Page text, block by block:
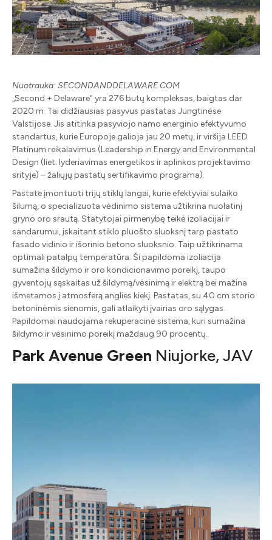
Nuotrauka: SECONDANDDELAWARE.COM
„Second + Delaware“ yra 276 butų kompleksas, baigtas dar
2020 m. Tai didžiausias pasyvus pastatas Jungtinėse
Valstijose. Jis atitinka pasyviojo namo energinio efektyvumo
standartus, kurie Europoje galioja jau 20 metų, ir viršija LEED
Platinum reikalavimus (Leadership in Energy and Environmental
Design (liet. lyderiavimas energetikos ir aplinkos projektavimo
srityje) – žaliųjų pastatų sertifikavimo programa).
Pastate įmontuoti trijų stiklų langai, kurie efektyviai sulaiko
šilumą, o specializuota vėdinimo sistema užtikrina nuolatinį
gryno oro srautą. Statytojai pirmenybę teikė izoliacijai ir
sandarumui, įskaitant stiklo pluošto sluoksnį tarp pastato
fasado vidinio ir išorinio betono sluoksnio. Taip užtikrinama
optimali patalpų temperatūra. Ši papildoma izoliacija
sumažina šildymo ir oro kondicionavimo poreikį, taupo
gyventojų sąskaitas už šildymą/vėsinimą ir elektrą bei mažina
išmetamos į atmosferą anglies kiekį. Pastatas, su 40 cm storio
betoninėmis sienomis, gali atlaikyti įvairias oro sąlygas.
Papildomai naudojama rekuperacinė sistema, kuri sumažina
šildymo ir vėsinimo poreikį maždaug 90 procentų.
Park Avenue Green Niujorke, JAV